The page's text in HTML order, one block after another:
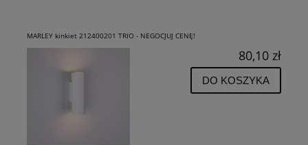
MARLEY kinkiet 212400201 TRIO - NEGOCJUJ CENĘ!
80,10 zł
DO KOSZYKA